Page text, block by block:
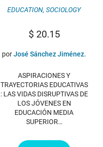
EDUCATION, SOCIOLOGY
$20.15
porJosé Sánchez Jiménez.
ASPIRACIONES Y
TRAYECTORIAS EDUCATIVAS
: LAS VIDAS DISRUPTIVAS DE
LOS JÓVENES EN
EDUCACIÓN MEDIA
SUPERIOR…